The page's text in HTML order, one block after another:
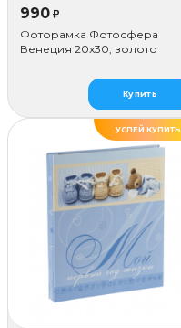
990 ₽
Фоторамка Фотосфера
Венеция 20x30, золото
Купить
УСПЕЙ КУПИТЬ